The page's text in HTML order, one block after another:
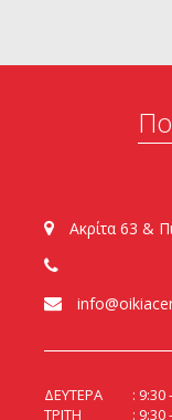
Ακρίτα 63 &
ΔΕΥΤΕΡΑ
9:30
ΤΡΙΤΗ
9:30